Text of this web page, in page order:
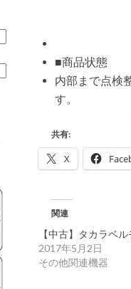
■商品状態
内部まで点検
す。
共有:
X
関連
【中古】タカラベ
2017年5月2日
その他関連機器